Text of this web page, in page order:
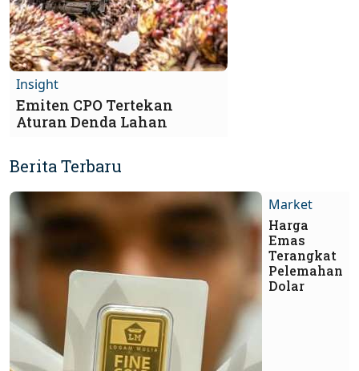
Insight
Emiten CPO Tertekan
Aturan Denda Lahan
Berita Terbaru
Market
Harga
Emas
Terangkat
Pelemahan
Dolar